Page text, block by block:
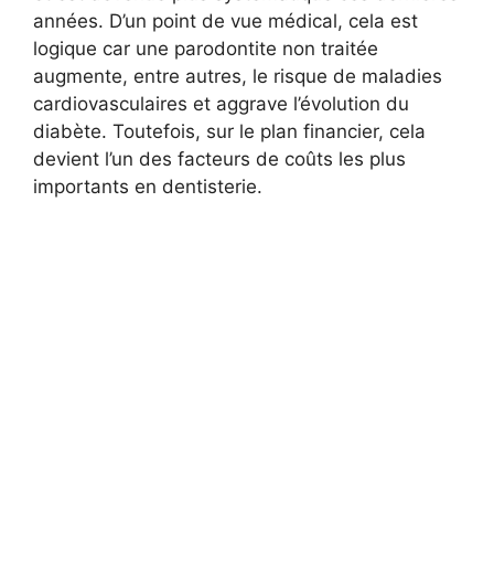
années. D’un point de vue médical, cela est
logique car une parodontite non traitée
augmente, entre autres, le risque de maladies
cardiovasculaires et aggrave l’évolution du
diabète. Toutefois, sur le plan financier, cela
devient l’un des facteurs de coûts les plus
importants en dentisterie.